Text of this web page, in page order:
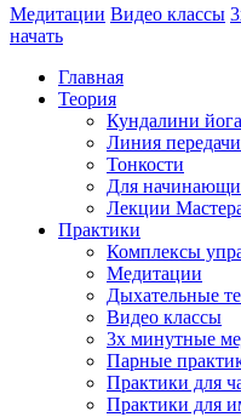
Медитации Видео классы
начать
Главная
Теория
Кундалини йога
Линия
Тонкости
Для
Лекции
Практики
Комплексы
Медитации
Дыхательные
Видео классы
3х минутные
Парные
Практики для
Практики для